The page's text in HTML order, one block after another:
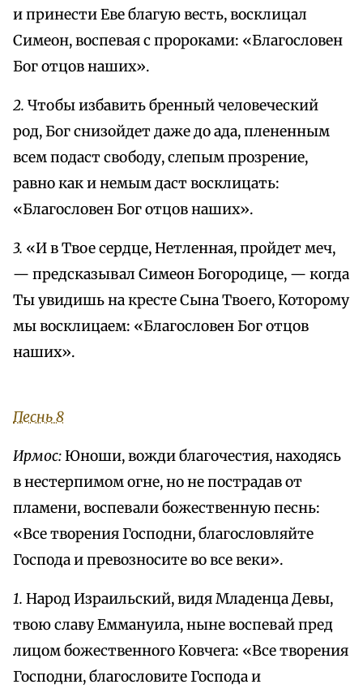
и принести Еве благую весть, восклицал
Симеон, воспевая с пророками: «Благословен
Бог отцов наших».
2. Чтобы избавить бренный человеческий
род, Бог снизойдет даже до ада, плененным
всем подаст свободу, слепым прозрение,
равно как и немым даст восклицать:
«Благословен Бог отцов наших».
3. «И в Твое сердце, Нетленная, пройдет меч,
— предсказывал Симеон Богородице, — когда
Ты увидишь на кресте Сына Твоего, Которому
мы восклицаем: «Благословен Бог отцов
наших».
Песнь 8
Ирмос:Юноши, вожди благочестия, находясь
в нестерпимом огне, но не пострадав от
пламени, воспевали божественную песнь:
«Все творения Господни, благословляйте
Господа и превозносите во все веки».
1. Народ Израильский, видя Младенца Девы,
твою славу Еммануила, ныне воспевай пред
лицом божественного Ковчега: «Все творения
Господни, благословите Господа и